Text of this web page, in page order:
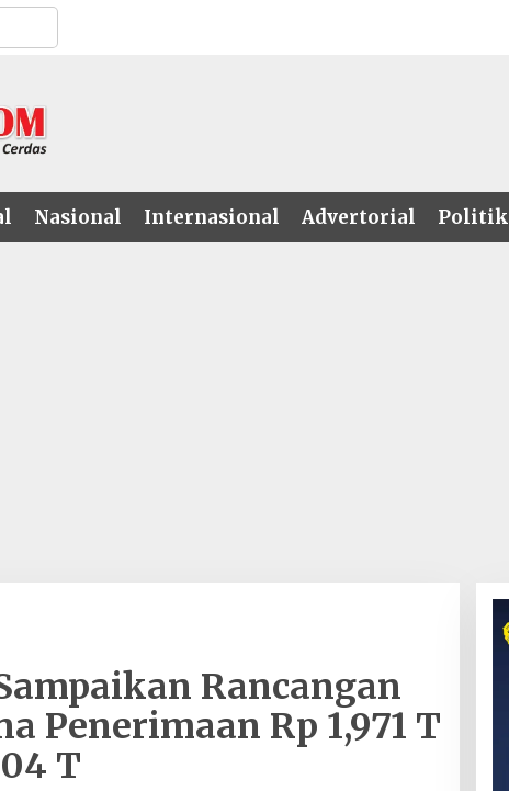
Nasional Internasional Advertorial Politik
Rancangan
Penerimaan Rp 1,971 T
T